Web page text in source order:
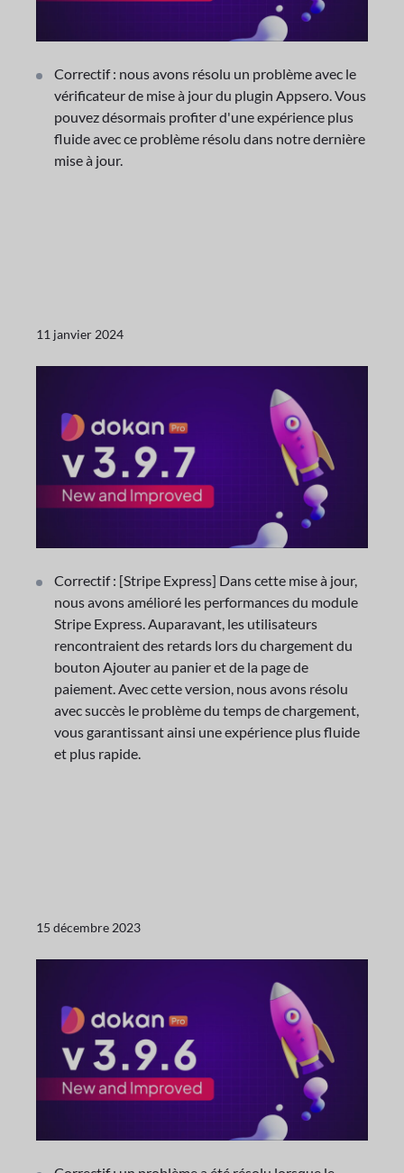
Correctif : nous avons résolu un problème avec le
vérificateur de mise à jour du plugin Appsero. Vous
pouvez désormais profiter d'une expérience plus
fluide avec ce problème résolu dans notre dernière
mise à jour.
11 janvier 2024
Correctif : [Stripe Express] Dans cette mise à jour,
nous avons amélioré les performances du module
Stripe Express. Auparavant, les utilisateurs
rencontraient des retards lors du chargement du
bouton Ajouter au panier et de la page de
paiement. Avec cette version, nous avons résolu
avec succès le problème du temps de chargement,
vous garantissant ainsi une expérience plus fluide
et plus rapide.
15 décembre 2023